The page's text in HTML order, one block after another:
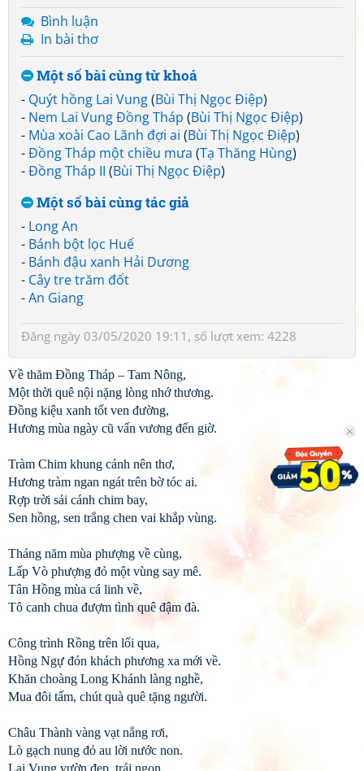
Bình luận
In bài thơ
Một số bài cùng từ khoá
- Quýt hồng Lai Vung(Bùi Thị Ngọc Điệp)
- Nem Lai Vung Đồng Tháp (Bùi Thị Ngọc Điệp)
- Mùa xoài Cao Lãnh đợi ai (Bùi Thị Ngọc Điệp)
-Đồng Tháp một chiều mưa (Tạ Thăng Hùng)
-Đồng Tháp II (Bùi Thị Ngọc Điệp)
Một số bài cùng tác giả
- Long An
- Bánh bột lọc Huế
- Bánh đậu xanh Hải Dương
- Cây tre trăm đốt
-An Giang
Đăng ngày 03/05/2020 19:11, số lượt xem: 4228
Về thăm Đồng Tháp – Tam Nông,
Một thời quê nội nặng lòng nhớ thương.
Đồng kiệu xanh tốt ven đường,
Hương mùa ngày cũ vấn vương đến giờ.
Tràm Chim khung cảnh nên thơ,
Hương tràm ngan ngát trên bờ tóc ai.
Rợp trời sải cánh chim bay,
Sen hồng, sen trắng chen vai khắp vùng.
Tháng năm mùa phượng về cùng,
Lấp Vò phượng đỏ một vùng say mê.
Tân Hồng mùa cá linh về,
Tô canh chua đượm tình quê đậm đà.
Công trình Rồng trên lối qua,
Hồng Ngự đón khách phương xa mới về.
Khăn choàng Long Khánh làng nghề,
Mua đôi tấm, chút quà quê tặng người.
Châu Thành vàng vạt nắng rơi,
Lò gạch nung đỏ au lời nước non.
Lai Vung vườn đẹp, trái ngon,